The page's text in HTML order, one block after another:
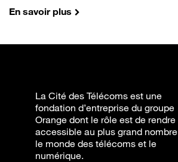
En savoir plus
La Cité des Télécoms est une
fondation d’entreprise du groupe
Orange dont le rôle est de rendre
accessible au plus grand nombre
le monde des télécoms et le
numérique.